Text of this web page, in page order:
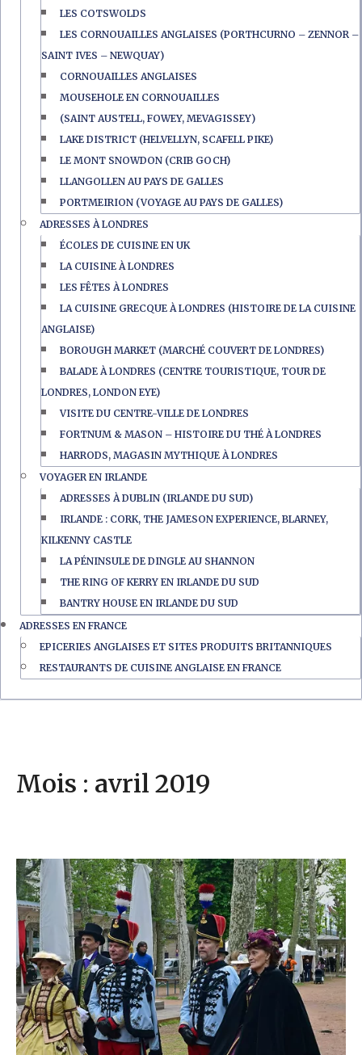
LES COTSWOLDS
LES CORNOUAILLES ANGLAISES (PORTHCURNO – ZENNOR –
SAINT IVES – NEWQUAY)
CORNOUAILLES ANGLAISES
MOUSEHOLE EN CORNOUAILLES
(SAINT AUSTELL, FOWEY, MEVAGISSEY)
LAKE DISTRICT (HELVELLYN, SCAFELL PIKE)
LE MONT SNOWDON (CRIB GOCH)
LLANGOLLEN AU PAYS DE GALLES
PORTMEIRION (VOYAGE AU PAYS DE GALLES)
ADRESSES À LONDRES
ÉCOLES DE CUISINE EN UK
LA CUISINE À LONDRES
LES FÊTES À LONDRES
LA CUISINE GRECQUE À LONDRES (HISTOIRE DE LA CUISINE
ANGLAISE)
BOROUGH MARKET (MARCHÉ COUVERT DE LONDRES)
BALADE À LONDRES (CENTRE TOURISTIQUE, TOUR DE
LONDRES, LONDON EYE)
VISITE DU CENTRE-VILLE DE LONDRES
FORTNUM & MASON – HISTOIRE DU THÉ À LONDRES
HARRODS, MAGASIN MYTHIQUE À LONDRES
VOYAGER EN IRLANDE
ADRESSES À DUBLIN (IRLANDE DU SUD)
IRLANDE : CORK, THE JAMESON EXPERIENCE, BLARNEY,
KILKENNY CASTLE
LA PÉNINSULE DE DINGLE AU SHANNON
THE RING OF KERRY EN IRLANDE DU SUD
BANTRY HOUSE EN IRLANDE DU SUD
ADRESSES EN FRANCE
EPICERIES ANGLAISES ET SITES PRODUITS BRITANNIQUES
RESTAURANTS DE CUISINE ANGLAISE EN FRANCE
Mois : avril 2019